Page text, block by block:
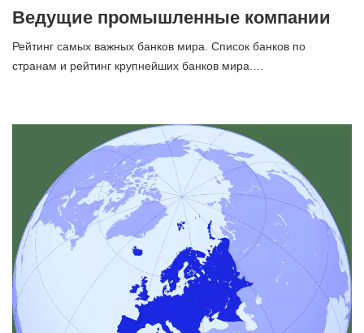
Ведущие промышленные компании
Рейтинг самых важных банков мира. Список банков по
странам и рейтинг крупнейших банков мира.…